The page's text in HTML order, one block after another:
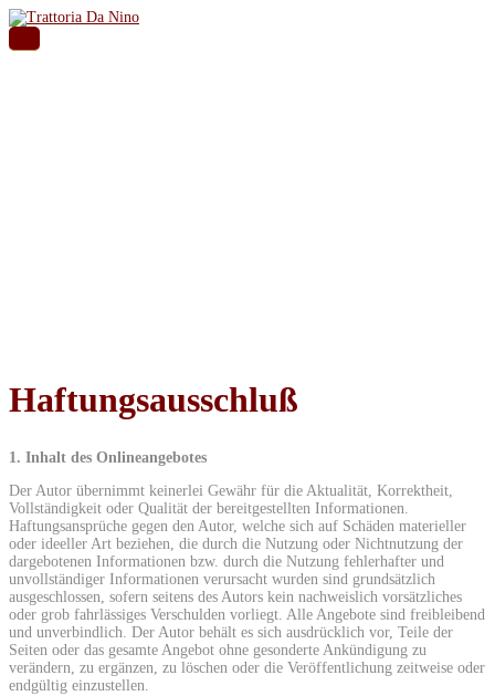
Haftungsausschluß
1. Inhalt des Onlineangebotes
Der Autor übernimmt keinerlei Gewähr für die Aktualität, Korrektheit,
Vollständigkeit oder Qualität der bereitgestellten Informationen.
Haftungsansprüche gegen den Autor, welche sich auf Schäden materieller
oder ideeller Art beziehen, die durch die Nutzung oder Nichtnutzung der
dargebotenen Informationen bzw. durch die Nutzung fehlerhafter und
unvollständiger Informationen verursacht wurden sind grundsätzlich
ausgeschlossen, sofern seitens des Autors kein nachweislich vorsätzliches
oder grob fahrlässiges Verschulden vorliegt. Alle Angebote sind freibleibend
und unverbindlich. Der Autor behält es sich ausdrücklich vor, Teile der
Seiten oder das gesamte Angebot ohne gesonderte Ankündigung zu
verändern, zu ergänzen, zu löschen oder die Veröffentlichung zeitweise oder
endgültig einzustellen.